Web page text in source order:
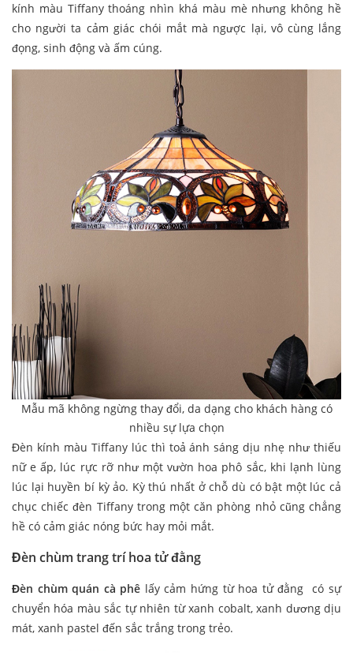
kính màu Tiffany thoáng nhìn khá màu mè nhưng không hề
cho người ta cảm giác chói mắt mà ngược lại, vô cùng lắng
đọng, sinh động và ấm cúng.
Mẫu mã không ngừng thay đổi, da dạng cho khách hàng có
nhiều sự lựa chọn
Đèn kính màu Tiffany lúc thì toả ánh sáng dịu nhẹ như thiếu
nữ e ấp, lúc rực rỡ như một vườn hoa phô sắc, khi lạnh lùng
lúc lại huyền bí kỳ ảo. Kỳ thú nhất ở chỗ dù có bật một lúc cả
chục chiếc đèn Tiffany trong một căn phòng nhỏ cũng chẳng
hề có cảm giác nóng bức hay mỏi mắt.
Đèn chùm trang trí hoa tử đằng
Đèn chùm quán cà phê lấy cảm hứng từ hoa tử đằng có sự
chuyển hóa màu sắc tự nhiên từ xanh cobalt, xanh dương dịu
mát, xanh pastel đến sắc trắng trong trẻo.